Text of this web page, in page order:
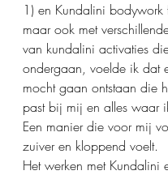
1) en Kundalini bodywork
maar ook met
van kundalini activaties
ondergaan, voelde ik dat
mocht gaan ontstaan die
past bij mij en alles waar
Een manier die voor mij
zuiver en kloppend voelt.
Het werken met Kundalini